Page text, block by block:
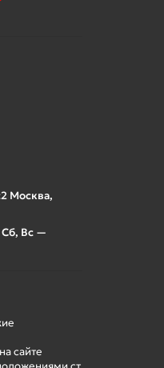
Москва,
Сб, Вс —
сайте